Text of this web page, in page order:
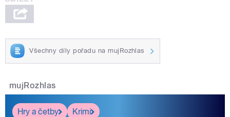
Všechny díly pořadu na mujRozhlas
mujRozhlas
Hry a četby
Krimi